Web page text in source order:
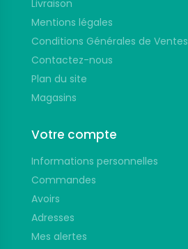
Livraison
Mentions légales
Conditions Générales de Ventes
Contactez-nous
Plan du site
Magasins
Votre compte
Informations personnelles
Commandes
Avoirs
Adresses
Mes alertes